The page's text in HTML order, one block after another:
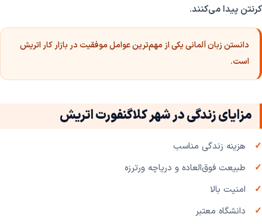
کرنتن پیدا می‌کنند.
دانستن زبان آلمانی یکی از مهم‌ترین عوامل موفقیت در بازار کار اتریش
است.
مزایای زندگی در شهر کلاگنفورت اتریش
هزینه زندگی مناسب
طبیعت فوق‌العاده و دریاچه ورترزه
امنیت بالا
دانشگاه معتبر